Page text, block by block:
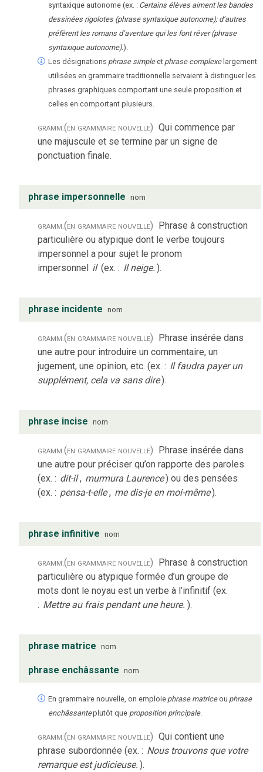
syntaxique autonome (ex. : Certains élèves aiment les bandes
dessinées rigolotes (phrase syntaxique autonome); d’autres
préfèrent les romans d’aventure qui les font rêver (phrase
syntaxique autonome).).
Les désignations phrase simpleet phrase complexe largement
utilisées en grammaire traditionnelle servaient à distinguer les
phrases graphiques comportant une seule proposition et
celles en comportant plusieurs.
gramm.(en grammaire nouvelle) Qui commence par
une majuscule et se termine par un signe de
ponctuation finale.
phrase impersonnelle nom
gramm.(en grammaire nouvelle) Phrase à construction
particulière ou atypique dont le verbe toujours
impersonnel a pour sujet le pronom
impersonnel il (ex. : Il neige. ).
phrase incidente nom
gramm.(en grammaire nouvelle) Phrase insérée dans
une autre pour introduire un commentaire, un
jugement, une opinion, etc. (ex. : Il faudra payer un
supplément, cela va sans dire).
phrase incise nom
gramm.(en grammaire nouvelle) Phrase insérée dans
une autre pour préciser qu’on rapporte des paroles
(ex. : dit-il, murmura Laurence) ou des pensées
(ex. : pensa-t-elle, me dis-je en moi-même).
phrase infinitive nom
gramm.(en grammaire nouvelle) Phrase à construction
particulière ou atypique formée d’un groupe de
mots dont le noyau est un verbe à l’infinitif (ex.
: Mettre au frais pendant une heure. ).
phrase matrice nom
phrase enchâssante nom
En grammaire nouvelle, on emploie phrase matriceou phrase
enchâssanteplutôt que proposition principale.
gramm.(en grammaire nouvelle) Qui contient une
phrase subordonnée (ex. : Nous trouvons que votre
remarque est judicieuse. ).